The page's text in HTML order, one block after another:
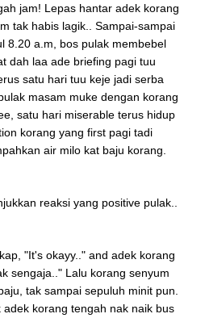
jam! Lepas hantar adek korang
tak habis lagik.. Sampai-sampai
8.20 a.m, bos pulak membebel
dah laa ade briefing pagi tuu
satu hari tuu keje jadi serba
masam muke dengan korang
satu hari miserable terus hidup
korang yang first pagi tadi
air milo kat baju korang.
reaksi yang positive pulak..
"It's okayy.." and adek korang
sengaja.." Lalu korang senyum
tak sampai sepuluh minit pun.
korang tengah nak naik bus